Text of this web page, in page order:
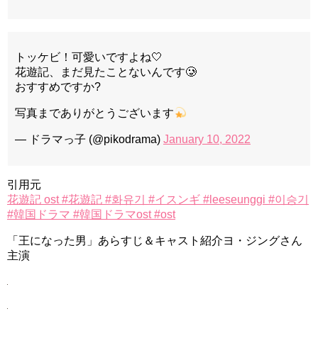
トッケビ！可愛いですよね🤍
花遊記、まだ見たことないんです🥲
おすすめですか?
写真までありがとうございます
— ドラマっ子 (@pikodrama) January 10, 2022
引用元
花遊記 ost #花遊記 #화유기 #イスンギ #leeseunggi #이승기
#韓国ドラマ #韓国ドラマost #ost
「王になった男」あらすじ＆キャスト紹介ヨ・ジングさん
主演